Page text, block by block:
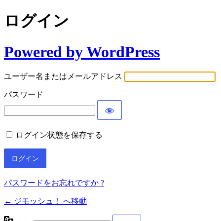
ログイン
Powered by WordPress
ユーザー名またはメールアドレス
パスワード
ログイン状態を保存する
パスワードをお忘れですか ?
← ジモッシュ！ へ移動